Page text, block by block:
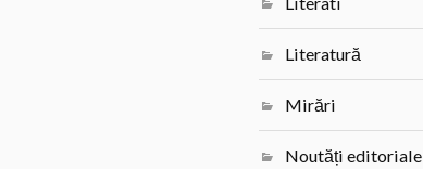
Literatură
Mirări
Noutăți editoriale